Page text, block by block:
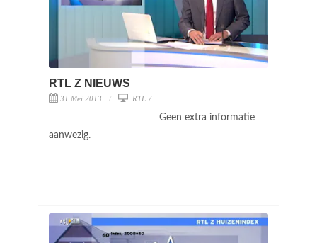
RTL Z NIEUWS
31 Mei 2013 RTL 7
Geen extra informatie
aanwezig.